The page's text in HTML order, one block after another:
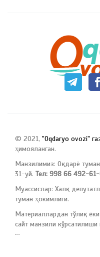
© 2021, "Oqdaryo ovozi"
ҳимояланган.
Манзилимиз: Оқдарё
31-уй. Тел: 998 66 492-
Муассислар: Халқ
туман ҳокимлиги.
Материаллардан тўлиқ
сайт манзили